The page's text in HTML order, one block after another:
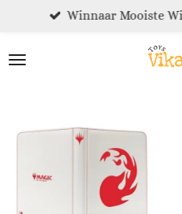
naar
Winnaar Mooiste